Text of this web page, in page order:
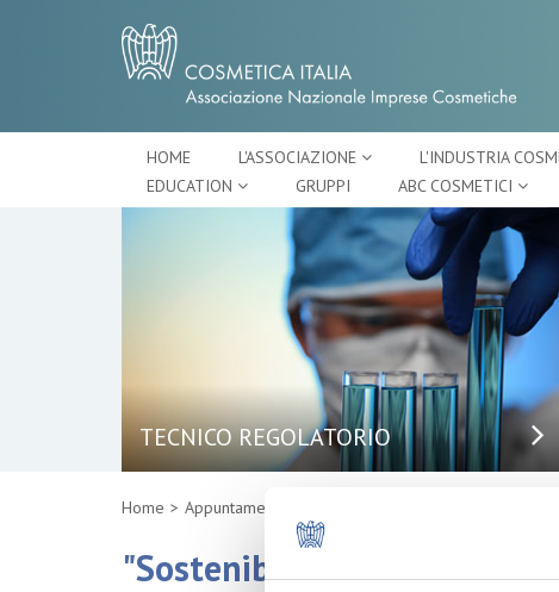
HOME L'ASSOCIAZIONE L'INDUSTRIA
EDUCATION
GRUPPI ABC COSMETICI
TECNICO REGOLATORIO
Home Appuntamenti
"Sostenibilità in azienda: i